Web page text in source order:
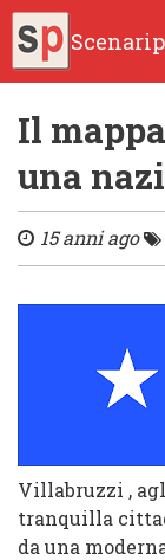
Il
una
15 anni ago
Villabruzzi ,
tranquilla
da una